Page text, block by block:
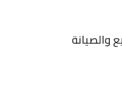
والصيانة